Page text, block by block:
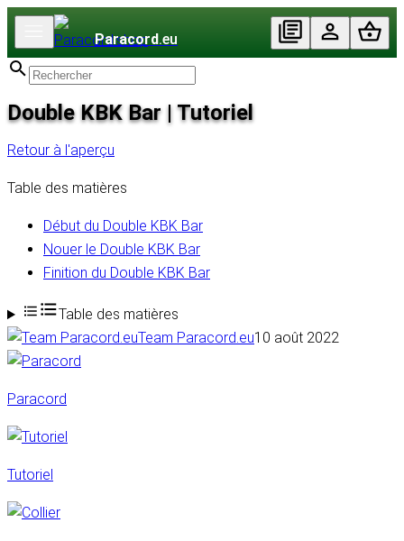
Paracord.eu
Double KBK Bar | Tutoriel
Retour à l'aperçu
Table des matières
Début du Double KBK Bar
Nouer le Double KBK Bar
Finition du Double KBK Bar
Table des matières
Team Paracord.eu10 août 2022
Paracord
Tutoriel